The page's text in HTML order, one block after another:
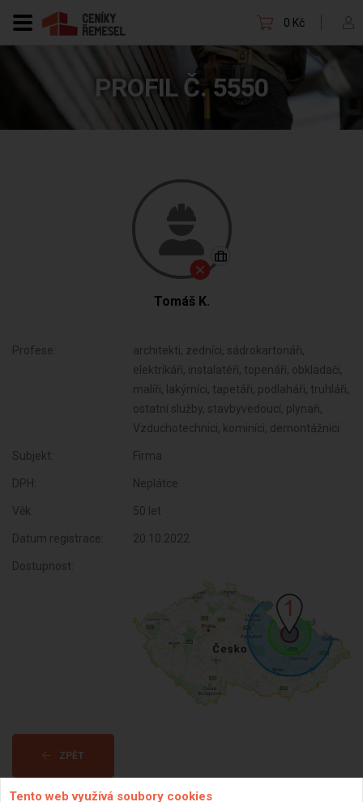
0 Kč
PROFIL Č. 5550
Tomáš K.
Profese:
architekti, zedníci, sádrokartonáři,
elektrikáři, instalatéři, topenáři, obkladači,
malíři, lakýrníci, tapetáři, podlaháři, truhláři,
ostatní služby, stavbyvedoucí, plynaři,
Vzduchotechnici, kominíci, demontážníci
Subjekt: Firma
DPH: Neplátce
Věk: 50 let
Datum registrace: 20.10.2022
Dostupnost:
ZPĚT
Tento web využívá soubory cookies